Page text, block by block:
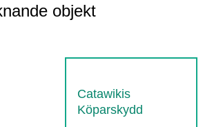
objekt
Catawikis
Köparskydd